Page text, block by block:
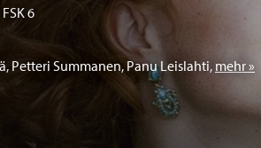
6
, Petteri Summanen, Panu Leislahti, mehr »